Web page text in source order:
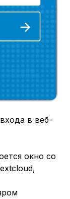
в веб-
окно со